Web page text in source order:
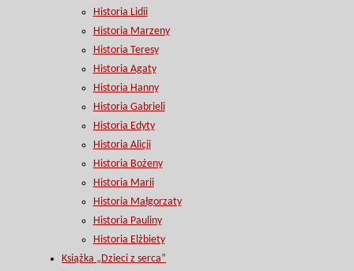
Historia Lidii
Historia Marzeny
Historia Teresy
Historia Agaty
Historia Hanny
Historia Gabrieli
Historia Edyty
Historia Alicji
Historia Bożeny
Historia Marii
Historia Małgorzaty
Historia Pauliny
Historia Elżbiety
Książka „Dzieci z serca”